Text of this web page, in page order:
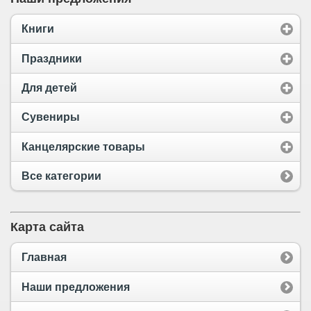
Книги
Праздники
Для детей
Сувениры
Канцелярские товары
Все категории
Карта сайта
Главная
Наши предложения